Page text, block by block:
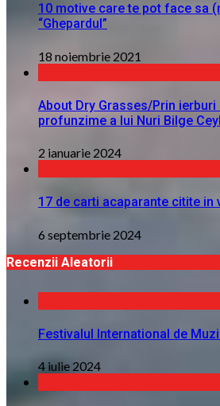
10 motive care te pot face sa
“Ghepardul”
18 noiembrie 2021
About Dry Grasses/Prin
profunzime a lui Nuri Bilge
2 ianuarie 2024
17 de carti acaparante citite in
6 septembrie 2024
Recenzii Aleatorii
Festivalul International de
4 iulie 2024